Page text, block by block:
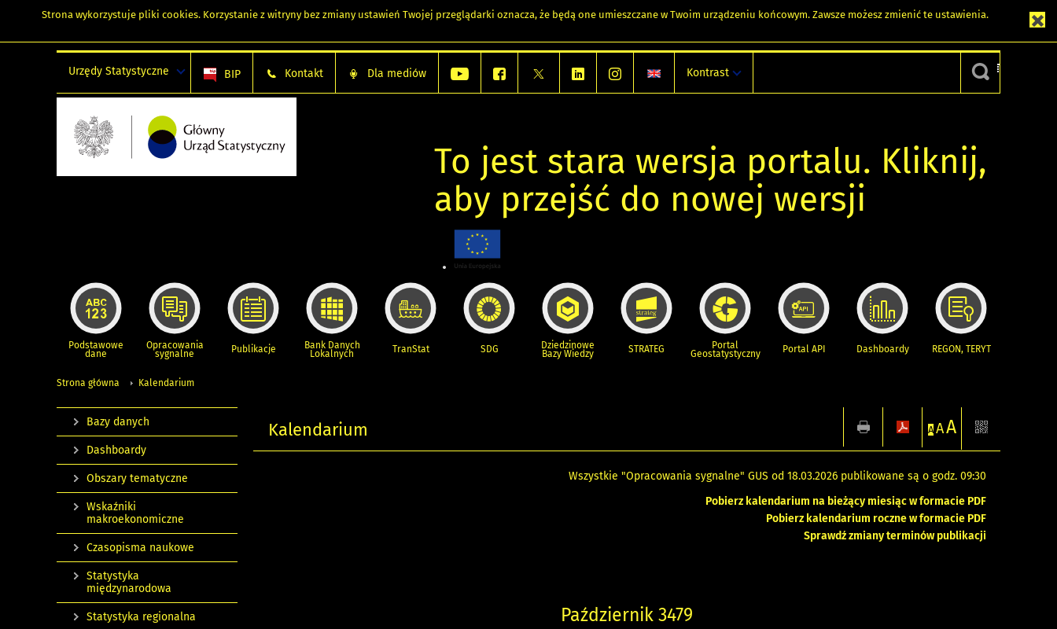
Strona wykorzystuje pliki cookies. Korzystanie z witryny bez zmiany ustawień Twojej przeglądarki oznacza, że będą one umieszczane w Twoim urządzeniu końcowym. Zawsze możesz zmienić te ustawienia.
Urzędy Statystyczne BIP Kontakt Dla mediów Kontrast
To jest stara wersja portalu. Kliknij,
aby przejść do nowej wersji
Podstawowe
dane
Opracowania
sygnalne Publikacje Bank Danych
Lokalnych TranStat SDG Dziedzinowe
Bazy Wiedzy STRATEG Portal
Geostatystyczny Portal API Dashboardy REGON, TERYT
Strona główna Kalendarium
Kalendarium A AA
Wszystkie "Opracowania sygnalne" GUS od 18.03.2026 publikowane są o godz. 09:30
Pobierz kalendarium na bieżący miesiąc w formacie PDF
Pobierz kalendarium roczne w formacie PDF
Sprawdź zmiany terminów publikacji
Październik 3479
Bazy danych
Dashboardy
Obszary tematyczne
Wskaźniki
makroekonomiczne
Czasopisma naukowe
Statystyka
międzynarodowa
Statystyka regionalna